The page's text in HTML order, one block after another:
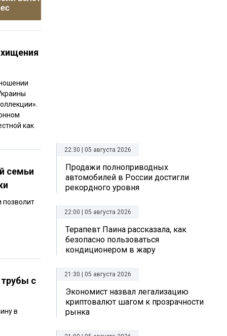
как
семьи
позволит
с
в
22:30 | 05 августа 2026
Продажи полноприводных
автомобилей в России достигли
рекордного уровня
22:00 | 05 августа 2026
Терапевт Паина рассказала, как
безопасно пользоваться
кондиционером в жару
21:30 | 05 августа 2026
Экономист назвал легализацию
криптовалют шагом к прозрачности
рынка